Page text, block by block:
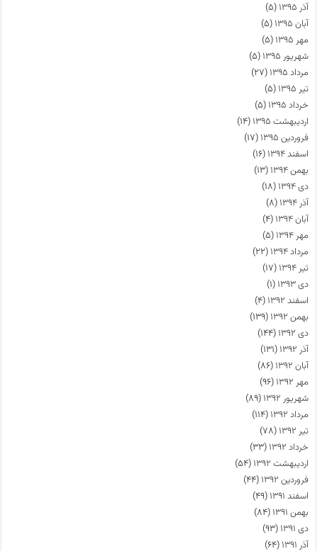
آذر ۱۳۹۵
(۵)
آبان ۱۳۹۵
(۵)
مهر ۱۳۹۵
(۵)
شهریور ۱۳۹۵
(۵)
مرداد ۱۳۹۵
(۲۷)
تیر ۱۳۹۵
(۵)
خرداد ۱۳۹۵
(۵)
اردیبهشت ۱۳۹۵
(۱۴)
فروردین ۱۳۹۵
(۱۷)
اسفند ۱۳۹۴
(۱۶)
بهمن ۱۳۹۴
(۱۳)
دی ۱۳۹۴
(۱۸)
آذر ۱۳۹۴
(۸)
آبان ۱۳۹۴
(۴)
مهر ۱۳۹۴
(۵)
مرداد ۱۳۹۴
(۲۲)
تیر ۱۳۹۴
(۱۷)
دی ۱۳۹۳
(۱)
اسفند ۱۳۹۲
(۴)
بهمن ۱۳۹۲
(۱۳۹)
دی ۱۳۹۲
(۱۴۴)
آذر ۱۳۹۲
(۱۳۱)
آبان ۱۳۹۲
(۸۶)
مهر ۱۳۹۲
(۹۶)
شهریور ۱۳۹۲
(۸۹)
مرداد ۱۳۹۲
(۱۱۴)
تیر ۱۳۹۲
(۷۸)
خرداد ۱۳۹۲
(۳۳)
اردیبهشت ۱۳۹۲
(۵۴)
فروردین ۱۳۹۲
(۴۴)
اسفند ۱۳۹۱
(۴۹)
بهمن ۱۳۹۱
(۸۴)
دی ۱۳۹۱
(۹۳)
آذر ۱۳۹۱
(۶۴)